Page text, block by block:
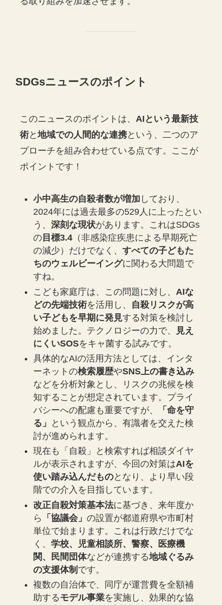
SDGsニュースのポイント
このニュースのポイントは、AIという最新技
術と地域での人間的な連携という、二つのア
プローチを組み合わせている点です。ここが
ポイントです！
小中高生の自殺者数が増加 しており、
2024年には過去最多の529人に上ったとい
う、深刻な現状があります。これはSDGs
の 目標3.4 （非感染症疾患による早期死亡
の減少）だけでなく、すべての子どもた
ちのウェルビーイングに関わる大問題で
すね。
こども家庭庁は、この問題に対し、 AIな
どの先端技術を活用し、 自殺リスクが高
い子どもを早期に発見する対策を検討し
始めました。テクノロジーの力で、
見え
にくいSOSをキャ菌する試みです。
具体的なAIの活用方法としては、インタ
ーネットの検索履歴やSNS上の書き込み
などを分析対象とし、リスクの兆候を検
知することが想定されています。プライ
バシーへの配慮も重要ですが、
「命を守
る」
という観点から、有識者を交えた検
討が進められます。
現在も「自殺」と検索すれば相談ダイヤ
ルが表示されますが、今回の対策はAIを
使い踏み込んだものとなり、より早い段
階での介入を目指しています。
改正自殺対策基本法に基づき、来年度か
ら
「協議会」の設置が都道府県や市町村
単位で始まります。これは行政だけでな
く、学校、児童相談所、警察、医療機
関、民間団体などが連携する地域ぐるみ
の支援体制 です。
複数の自治体で、同庁が運営費を全額補
助するモデル事業を実施し、効果的な協